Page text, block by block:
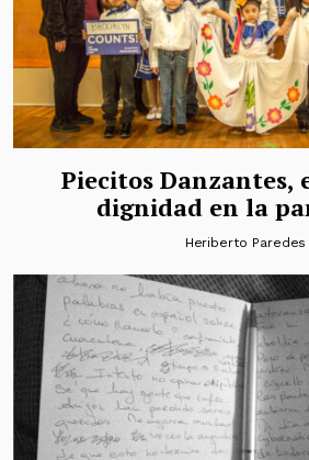
Piecitos Danzantes,
dignidad en la
Heriberto Paredes